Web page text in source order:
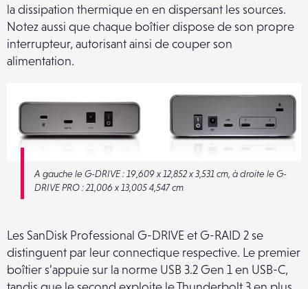
la dissipation thermique en en dispersant les sources.
Notez aussi que chaque boîtier dispose de son propre
interrupteur, autorisant ainsi de couper son
alimentation.
A gauche le G-DRIVE : 19,609 x 12,852 x 3,531 cm, à droite le G-
DRIVE PRO : 21,006 x 13,005 4,547 cm
Les SanDisk Professional G-DRIVE et G-RAID 2 se
distinguent par leur connectique respective. Le premier
boîtier s’appuie sur la norme USB 3.2 Gen 1 en USB-C,